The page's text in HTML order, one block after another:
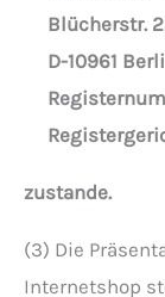
Blücherstr.
D-10961
zustande.
(3) Die
Internetshop